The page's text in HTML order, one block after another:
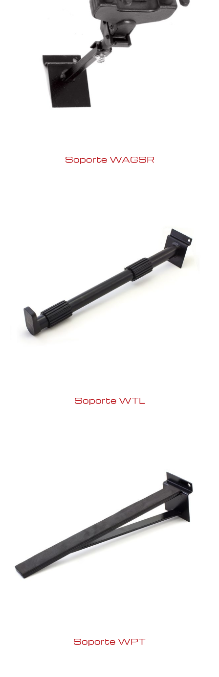
Soporte WAGSR
Soporte WTL
Soporte WPT